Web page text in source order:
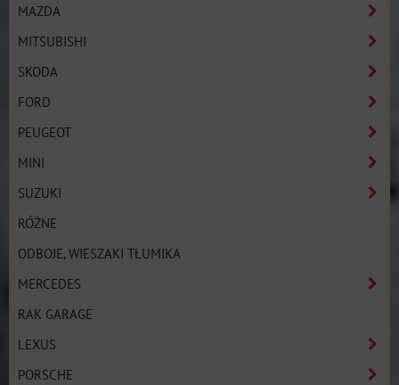
MAZDA
MITSUBISHI
SKODA
FORD
PEUGEOT
MINI
SUZUKI
RÓŻNE
ODBOJE, WIESZAKI TŁUMIKA
MERCEDES
RAK GARAGE
LEXUS
PORSCHE